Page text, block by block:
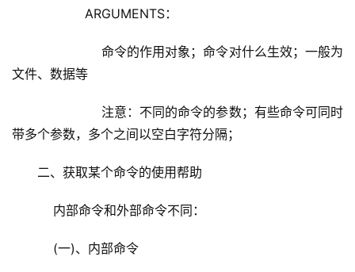
ARGUMENTS：
命令的作用对象；命令对什么生效；一般为
文件、数据等
注意：不同的命令的参数；有些命令可同时
带多个参数，多个之间以空白字符分隔；
二、获取某个命令的使用帮助
内部命令和外部命令不同：
(一)、内部命令